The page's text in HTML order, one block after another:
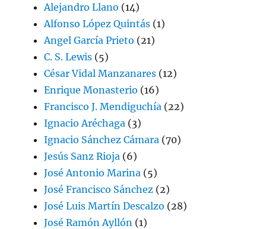
Alejandro Llano (14)
Alfonso López Quintás (1)
Angel García Prieto (21)
C. S. Lewis (5)
César Vidal Manzanares (12)
Enrique Monasterio (16)
Francisco J. Mendiguchía (22)
Ignacio Aréchaga (3)
Ignacio Sánchez Cámara (70)
Jesús Sanz Rioja (6)
José Antonio Marina (5)
José Francisco Sánchez (2)
José Luis Martín Descalzo (28)
José Ramón Ayllón (1)